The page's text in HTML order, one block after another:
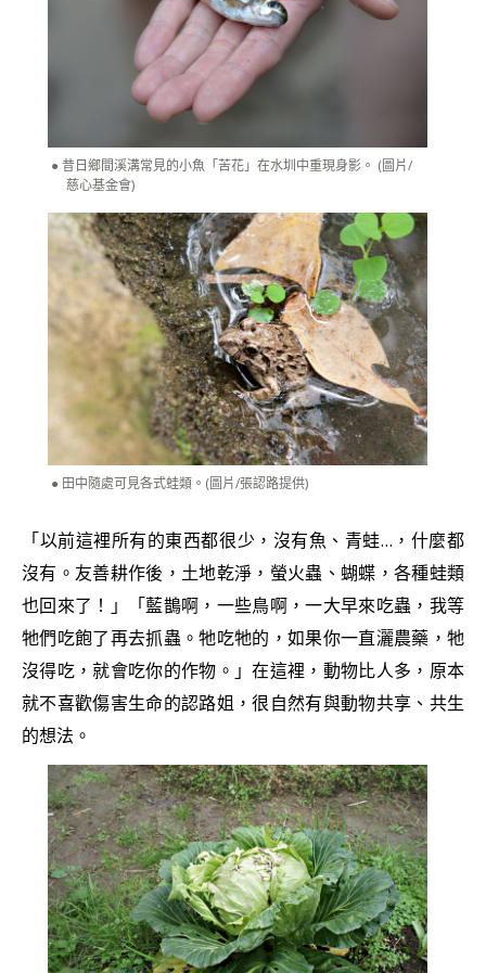
昔日鄉間溪溝常見的小魚「苦花」在水圳中重現身影。 (圖片/
慈心基金會)
田中隨處可見各式蛙類。(圖片/張認路提供)
「以前這裡所有的東西都很少，沒有魚、青蛙…，什麼都
沒有。友善耕作後，土地乾淨，螢火蟲、蝴蝶，各種蛙類
也回來了！」「藍鵲啊，一些鳥啊，一大早來吃蟲，我等
牠們吃飽了再去抓蟲。牠吃牠的，如果你一直灑農藥，牠
沒得吃，就會吃你的作物。」在這裡，動物比人多，原本
就不喜歡傷害生命的認路姐，很自然有與動物共享、共生
的想法。